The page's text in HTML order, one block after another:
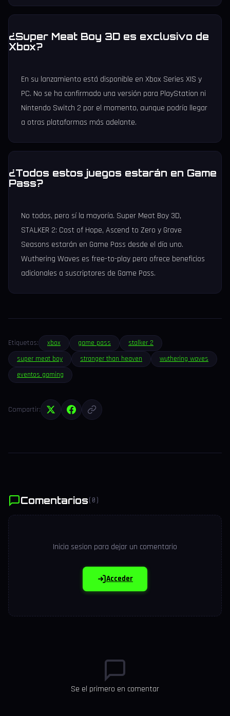
¿Super Meat Boy 3D es exclusivo de
Xbox?
En su lanzamiento está disponible en Xbox Series X|S y
PC. No se ha confirmado una versión para PlayStation ni
Nintendo Switch 2 por el momento, aunque podría llegar
a otras plataformas más adelante.
¿Todos estos juegos estarán en Game
Pass?
No todos, pero sí la mayoría. Super Meat Boy 3D,
STALKER 2: Cost of Hope, Ascend to Zero y Grave
Seasons estarán en Game Pass desde el día uno.
Wuthering Waves es free-to-play pero ofrece beneficios
adicionales a suscriptores de Game Pass.
Etiquetas: xbox game pass
stalker 2
super meat boy
stranger than heaven
wuthering waves
eventos gaming
Compartir:
Comentarios (0)
Inicia sesion para dejar un comentario
Acceder
Se el primero en comentar